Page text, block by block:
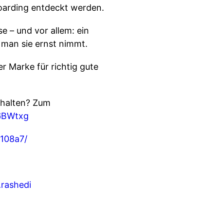
entdeckt werden.
– und vor allem: ein
sie ernst nimmt.
Marke für richtig gute
Zum